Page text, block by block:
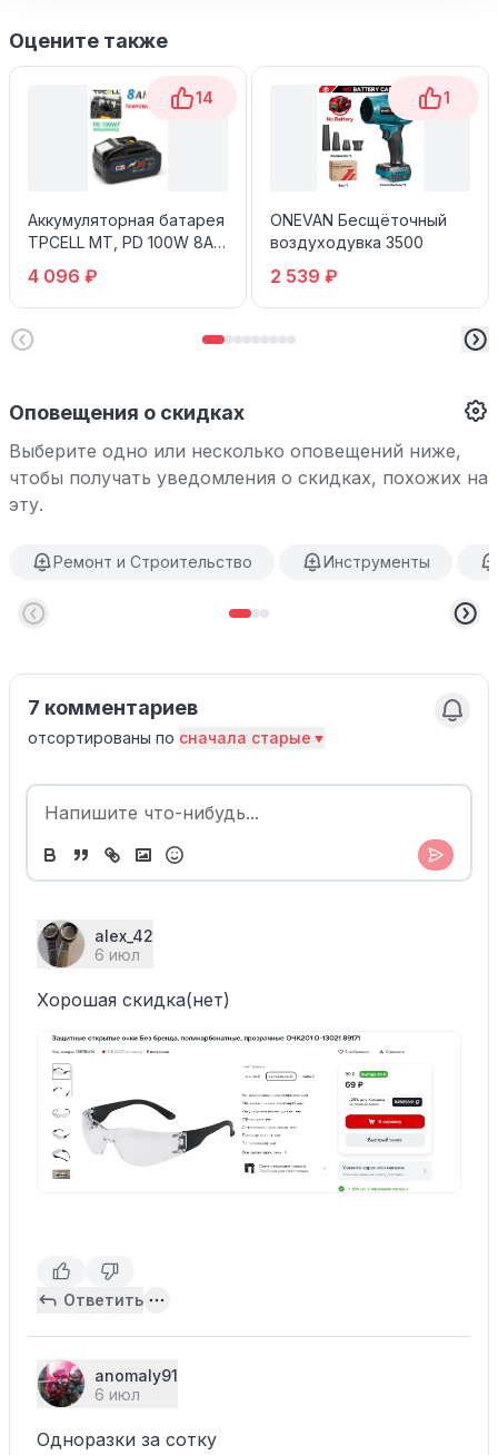
Оцените также
14
Аккумуляторная батарея
TPCELL MT, PD 100W 8Ah
40XG
4 096 ₽
1
ONEVAN Бесщёточный
воздуходувка 3500
2 539 ₽
Оповещения о скидках
Выберите одно или несколько оповещений ниже,
чтобы получать уведомления о скидках, похожих на
эту.
Ремонт и Строительство Инструменты
7 комментариев
отсортированы по сначала старые
alex_42
6 июл
Хорошая скидка(нет)
Ответить
anomaly91
6 июл
Одноразки за сотку